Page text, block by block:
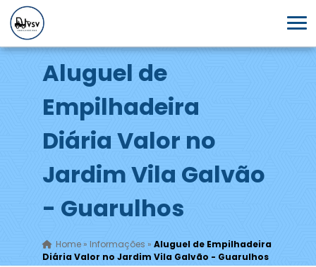
Aluguel de
Empilhadeira
Diária Valor no
Jardim Vila Galvão
- Guarulhos
Home» Informações » Aluguel de Empilhadeira
Diária Valor no Jardim Vila Galvão - Guarulhos